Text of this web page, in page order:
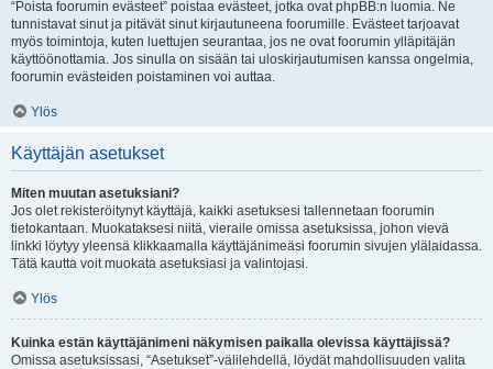
“Poista foorumin evästeet” poistaa evästeet, jotka ovat phpBB:n luomia. Ne
tunnistavat sinut ja pitävät sinut kirjautuneena foorumille. Evästeet tarjoavat
myös toimintoja, kuten luettujen seurantaa, jos ne ovat foorumin ylläpitäjän
käyttöönottamia. Jos sinulla on sisään tai uloskirjautumisen kanssa ongelmia,
foorumin evästeiden poistaminen voi auttaa.
Ylös
Käyttäjän asetukset
Miten muutan asetuksiani?
Jos olet rekisteröitynyt käyttäjä, kaikki asetuksesi tallennetaan foorumin
tietokantaan. Muokataksesi niitä, vieraile omissa asetuksissa, johon vievä
linkki löytyy yleensä klikkaamalla käyttäjänimeäsi foorumin sivujen ylälaidassa.
Tätä kautta voit muokata asetuksiasi ja valintojasi.
Ylös
Kuinka estän käyttäjänimeni näkymisen paikalla olevissa käyttäjissä?
Omissa asetuksissasi, “Asetukset”-välilehdellä, löydät mahdollisuuden valita